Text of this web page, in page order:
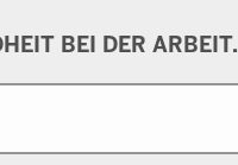
BEI DER ARBEIT.